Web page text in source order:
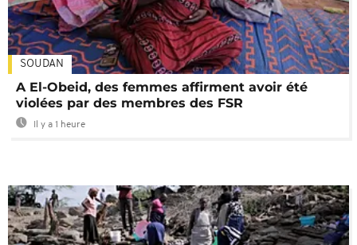
SOUDAN
A El-Obeid, des femmes affirment avoir été
violées par des membres des FSR
Il y a 1 heure